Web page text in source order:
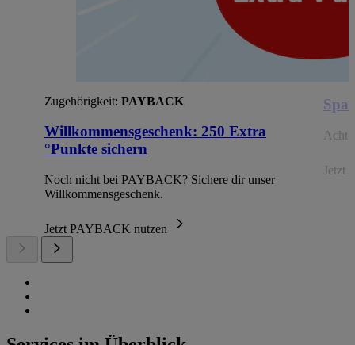
Zugehörigkeit: PAYBACK
Willkommensgeschenk: 250 Extra
°Punkte sichern
Noch nicht bei PAYBACK? Sichere dir unser
Willkommensgeschenk.
Jetzt PAYBACK nutzen
Jetzt